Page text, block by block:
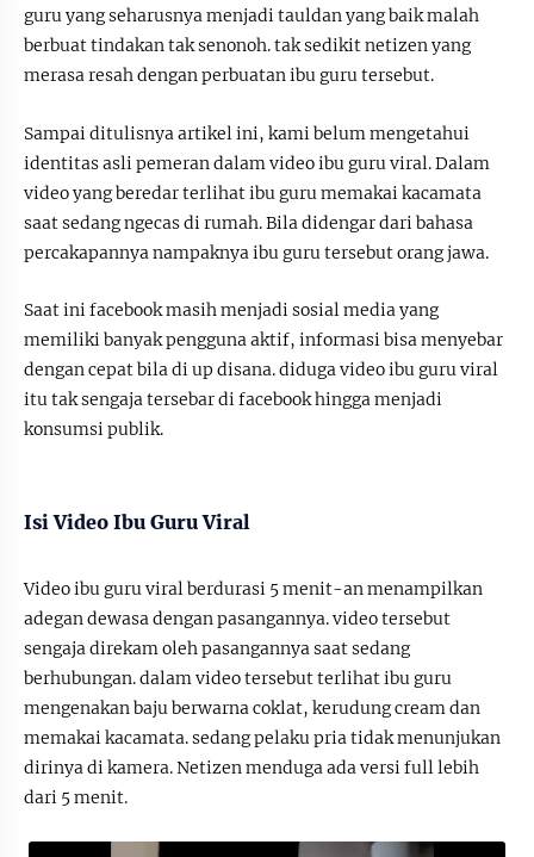
guru yang seharusnya menjadi tauldan yang baik malah
berbuat tindakan tak senonoh. tak sedikit netizen yang
merasa resah dengan perbuatan ibu guru tersebut.
Sampai ditulisnya artikel ini, kami belum mengetahui
identitas asli pemeran dalam video ibu guru viral. Dalam
video yang beredar terlihat ibu guru memakai kacamata
saat sedang ngecas di rumah. Bila didengar dari bahasa
percakapannya nampaknya ibu guru tersebut orang jawa.
Saat ini facebook masih menjadi sosial media yang
memiliki banyak pengguna aktif, informasi bisa menyebar
dengan cepat bila di up disana. diduga video ibu guru viral
itu tak sengaja tersebar di facebook hingga menjadi
konsumsi publik.
Isi Video Ibu Guru Viral
Video ibu guru viral berdurasi 5 menit-an menampilkan
adegan dewasa dengan pasangannya. video tersebut
sengaja direkam oleh pasangannya saat sedang
berhubungan. dalam video tersebut terlihat ibu guru
mengenakan baju berwarna coklat, kerudung cream dan
memakai kacamata. sedang pelaku pria tidak menunjukan
dirinya di kamera. Netizen menduga ada versi full lebih
dari 5 menit.